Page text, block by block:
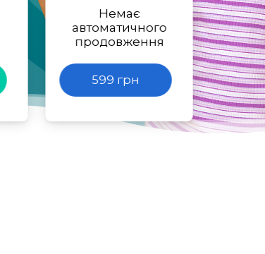
Немає
автоматичного
продовження
599 грн